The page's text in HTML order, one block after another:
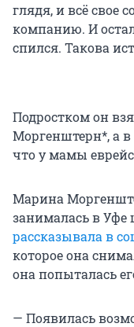
глядя, и всё свое
компанию. И
спился. Такова
Подростком он
Моргенштерн*, а
что у мамы
Марина
занималась в Уфе
рассказывала в
которое она
она попыталась
— Появилась